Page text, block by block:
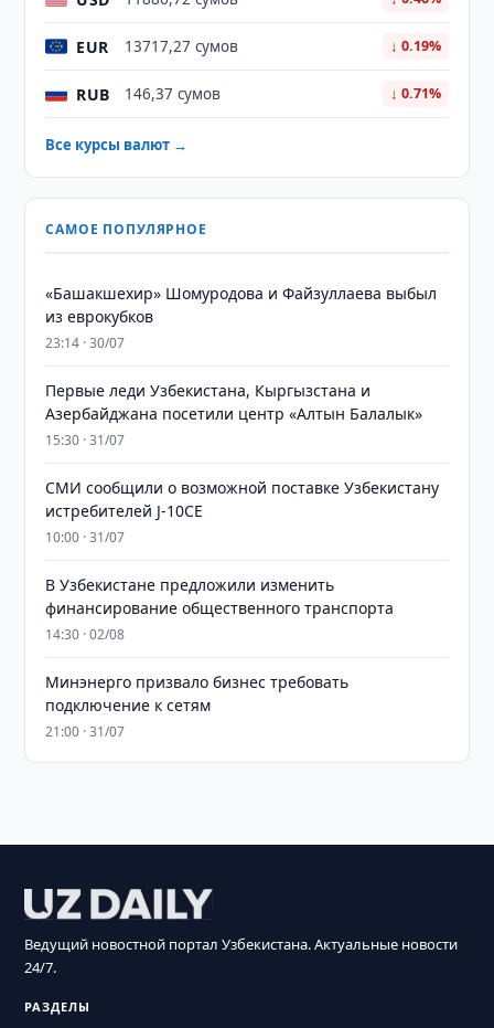
EUR 13717,27 сумов ↓ 0.19%
RUB 146,37 сумов ↓ 0.71%
Все курсы валют →
САМОЕ ПОПУЛЯРНОЕ
«Башакшехир» Шомуродова и Файзуллаева выбыл
из еврокубков
23:14 · 30/07
Первые леди Узбекистана, Кыргызстана и
Азербайджана посетили центр «Алтын Балалык»
15:30 · 31/07
СМИ сообщили о возможной поставке Узбекистану
истребителей J-10CE
10:00 · 31/07
В Узбекистане предложили изменить
финансирование общественного транспорта
14:30 · 02/08
Минэнерго призвало бизнес требовать
подключение к сетям
21:00 · 31/07
Ведущий новостной портал Узбекистана. Актуальные новости
24/7.
РАЗДЕЛЫ